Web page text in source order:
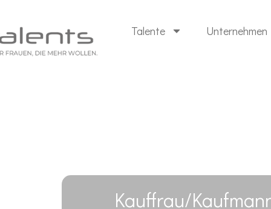
Talente Unternehmen
Kauffrau/